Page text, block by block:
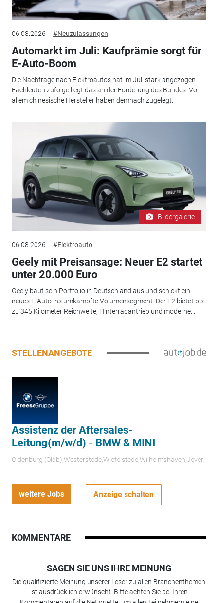
06.08.2026 #Neuzulassungen
Automarkt im Juli: Kaufprämie sorgt für
E-Auto-Boom
Die Nachfrage nach Elektroautos hat im Juli stark angezogen.
Fachleuten zufolge liegt das an der Förderung des Bundes. Vor
allem chinesische Hersteller haben demnach zugelegt.
Bildergalerie
06.08.2026 #Elektroauto
Geely mit Preisansage: Neuer E2 startet
unter 20.000 Euro
Geely baut sein Portfolio in Deutschland aus und schickt ein
neues E-Auto ins umkämpfte Volumensegment. Der E2 bietet bis
zu 345 Kilometer Reichweite, Hinterradantrieb und moderne...
STELLENANGEBOTE
Assistenz der Aftersales-
Leitung(m/w/d) - BMW & MINI
Oldenburg (Oldb);Westerstede;Wiefelstede;Wilhelmshaven;Jever
weitere Jobs Anzeige schalten
KOMMENTARE
SAGEN SIE UNS IHRE MEINUNG
Die qualifizierte Meinung unserer Leser zu allen Branchenthemen
ist ausdrücklich erwünscht. Bitte achten Sie bei Ihren